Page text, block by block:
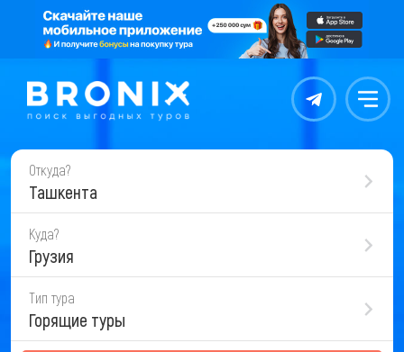
Контакты Меню
Откуда?
Ташкента
Куда?
Грузия
Тип тура
Горящие туры